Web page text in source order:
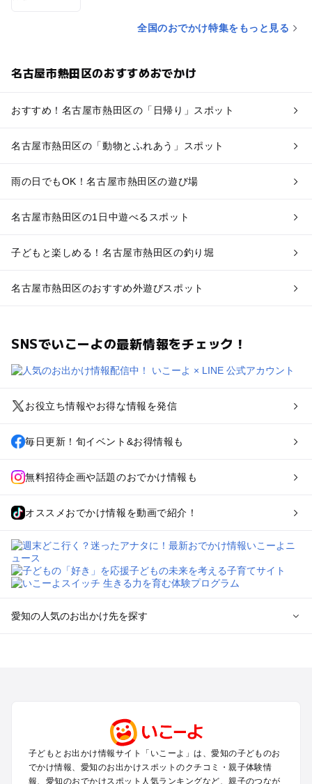
全国のおでかけ特集をもっと見る
名古屋市熱田区のおすすめおでかけ
おすすめ！名古屋市熱田区の「日帰り」スポット
名古屋市熱田区の「動物とふれあう」スポット
雨の日でもOK！名古屋市熱田区の遊び場
名古屋市熱田区の1日中遊べるスポット
子どもと楽しめる！名古屋市熱田区の釣り堀
名古屋市熱田区のおすすめ外遊びスポット
SNSでいこーよの最新情報をチェック！
お役立ち情報やお得な情報を発信
毎日更新！旬イベント&お得情報も
無料招待企画や話題のおでかけ情報も
オススメおでかけ情報を動画で紹介！
愛知の人気のお出かけ先を探す
犬山・一宮・小牧・瀬戸・各務原・尾張のプールお出かけ
知多半島（常滑・半田・南知多）のプールお出かけ
子どもとお出かけ情報サイト「いこーよ」は、愛知の子どものお
でかけ情報、愛知のお出かけスポットのクチコミ・親子体験情
報、愛知のおでかけスポット人気ランキングなど、親子のつなが